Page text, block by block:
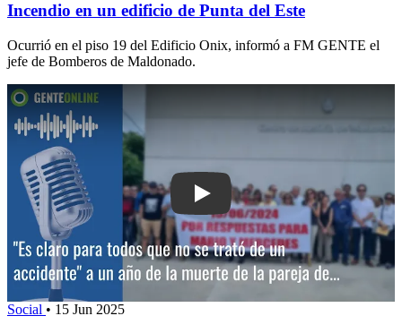
Incendio en un edificio de Punta del Este
Ocurrió en el piso 19 del Edificio Onix, informó a FM GENTE el
jefe de Bomberos de Maldonado.
Play: "Es claro para todos que no se
Social • 15 Jun 2025